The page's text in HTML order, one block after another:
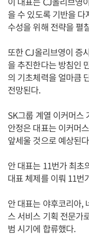
을 수 있도록 기반을
수성을 위해 전략을 펼
또한 CJ올리브영이 증
을 추진한다는 방침인
의 기초체력을 얼마큼
전망된다.
SK그룹 계열 이커머스
안정은 대표는 이커머
앞세울 것으로 예상된
안 대표는 11번가 최초
대표 체제를 이뤄 11번
안 대표는 야후코리아,
스 서비스 기획 전문가
범 시기에 합류했다.